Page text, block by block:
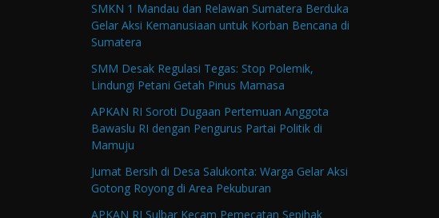
SMKN 1 Mandau dan Relawan Sumatera Berduka
Gelar Aksi Kemanusiaan untuk Korban Bencana di
Sumatera
SMM Desak Regulasi Tegas: Stop Polemik,
Lindungi Petani Getah Pinus Mamasa
APKAN RI Soroti Dugaan Pertemuan Anggota
Bawaslu RI dengan Pengurus Partai Politik di
Mamuju
Jumat Bersih di Desa Salukonta: Warga Gelar Aksi
Gotong Royong di Area Pekuburan
APKAN RI Sulbar Kecam Pemecatan Sepihak